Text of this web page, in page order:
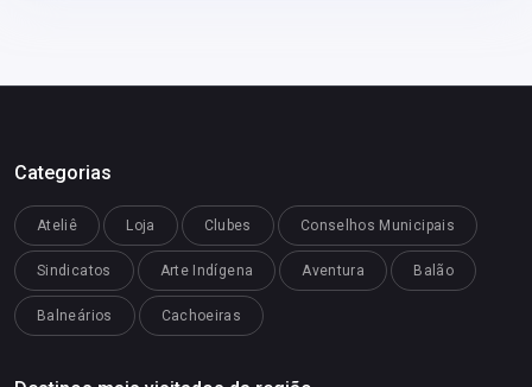
Categorias
Ateliê Loja Clubes Conselhos Municipais
Sindicatos Arte Indígena Aventura Balão
Balneários Cachoeiras